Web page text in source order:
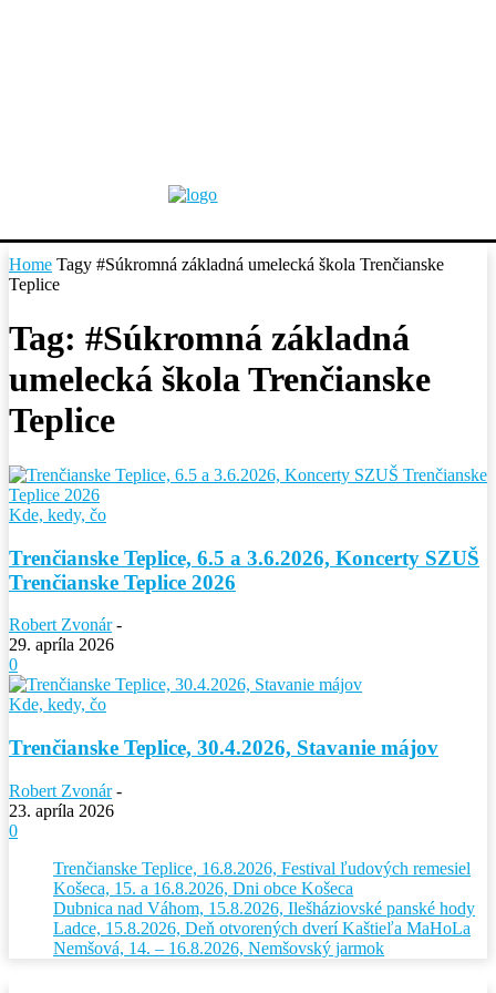
Home Tagy #Súkromná základná umelecká škola Trenčianske
Teplice
Tag: #Súkromná základná
umelecká škola Trenčianske
Teplice
Kde, kedy, čo
Trenčianske Teplice, 6.5 a 3.6.2026, Koncerty SZUŠ
Trenčianske Teplice 2026
Robert Zvonár -
29. apríla 2026
0
Kde, kedy, čo
Trenčianske Teplice, 30.4.2026, Stavanie májov
Robert Zvonár -
23. apríla 2026
0
Trenčianske Teplice, 16.8.2026, Festival ľudových remesiel
Košeca, 15. a 16.8.2026, Dni obce Košeca
Dubnica nad Váhom, 15.8.2026, Ilešháziovské panské hody
Ladce, 15.8.2026, Deň otvorených dverí Kaštieľa MaHoLa
Nemšová, 14. – 16.8.2026, Nemšovský jarmok